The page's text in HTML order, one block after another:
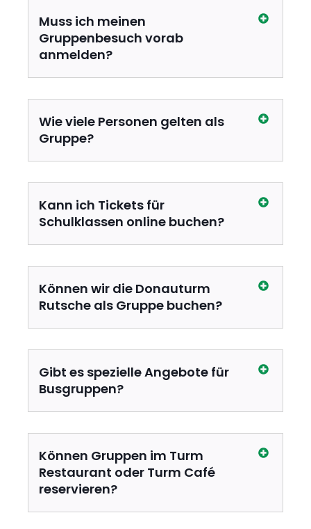
Muss ich meinen
Gruppenbesuch vorab
anmelden?
Wie viele Personen gelten als
Gruppe?
Kann ich Tickets für
Schulklassen online buchen?
Können wir die Donauturm
Rutsche als Gruppe buchen?
Gibt es spezielle Angebote für
Busgruppen?
Können Gruppen im Turm
Restaurant oder Turm Café
reservieren?